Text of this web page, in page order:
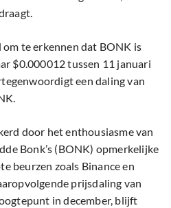
te erkennen dat BONK is
$0.000012 tussen 11 januari
een daling van
door het enthousiasme van
Bonk’s (BONK) opmerkelijke
beurzen zoals Binance en
prijsdaling van
in december, blijft